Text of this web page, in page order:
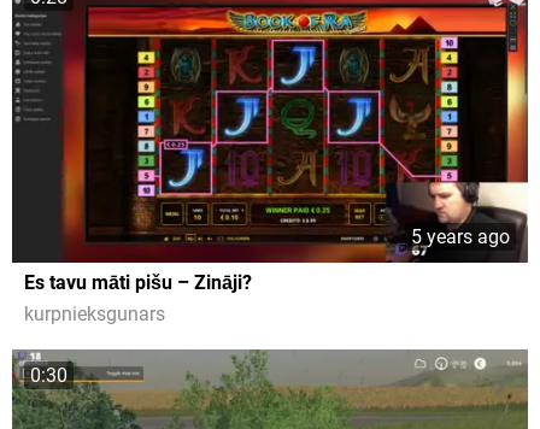
5 years ago
Es tavu māti pišu – Zināji?
kurpnieksgunars
0:30